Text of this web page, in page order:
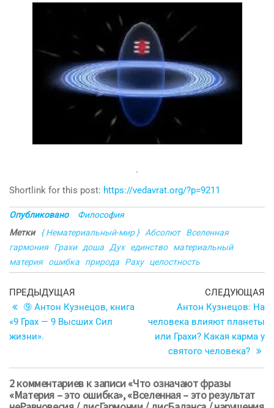
.
Shortlink for this post: https://vedavrat.org/?p=9211
Опубликовано
Философия
Метки
{ Нематериальный-мир } Абсолют
Вселенная
гармония
Грахи доша Дух единство
материальный
материя
ошибка природа Раху целостность
Навигация
по
записям
Предыдущая
запись
ПРЕДЫДУЩАЯ
➈ Антон Кузнецов, книга
«9 Грах — 9 Высших Сил
жизни».
СЛЕДУЮЩАЯ
Антон Кузнецов: На
человека влияют планеты
или Грахи? Какая карма у
святого человека?
2 комментариев к записи «Что означают фразы
«Материя – это ошибка», «Вселенная – это результат